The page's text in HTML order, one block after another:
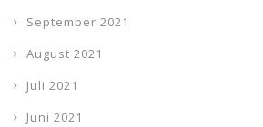
September 2021
August 2021
Juli 2021
Juni 2021